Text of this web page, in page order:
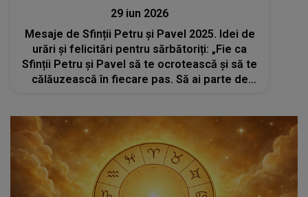
29 iun 2026
Mesaje de Sfinții Petru și Pavel 2025. Idei de
urări și felicitări pentru sărbătoriți: „Fie ca
Sfinții Petru și Pavel să te ocrotească și să te
călăuzească în fiecare pas. Să ai parte de